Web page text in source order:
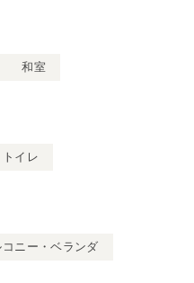
和室
トイレ
コニー・ベランダ